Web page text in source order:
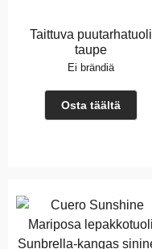
Taittuva puutarhatuoli
taupe
Ei brändiä
Osta täältä